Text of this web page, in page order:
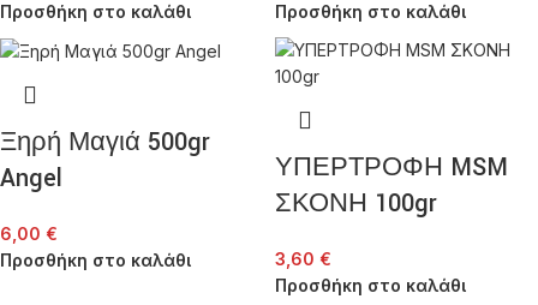
Προσθήκη στο καλάθι
Προσθήκη στο καλάθι
Ξηρή Μαγιά 500gr
Angel
6,00 €
Προσθήκη στο καλάθι
ΥΠΕΡΤΡΟΦΗ MSM
ΣΚΟΝΗ 100gr
3,60 €
Προσθήκη στο καλάθι